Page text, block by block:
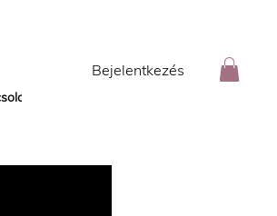
Bejelentkezés